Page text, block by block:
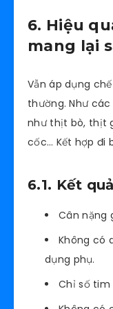
6. Hiệu
mang lại
Vẫn áp dụng
thường. Như
như thịt bò, thịt
cốc… Kết hợp đi
6.1. Kết
Cân nặng
Không có
dụng phụ.
Chỉ số tim